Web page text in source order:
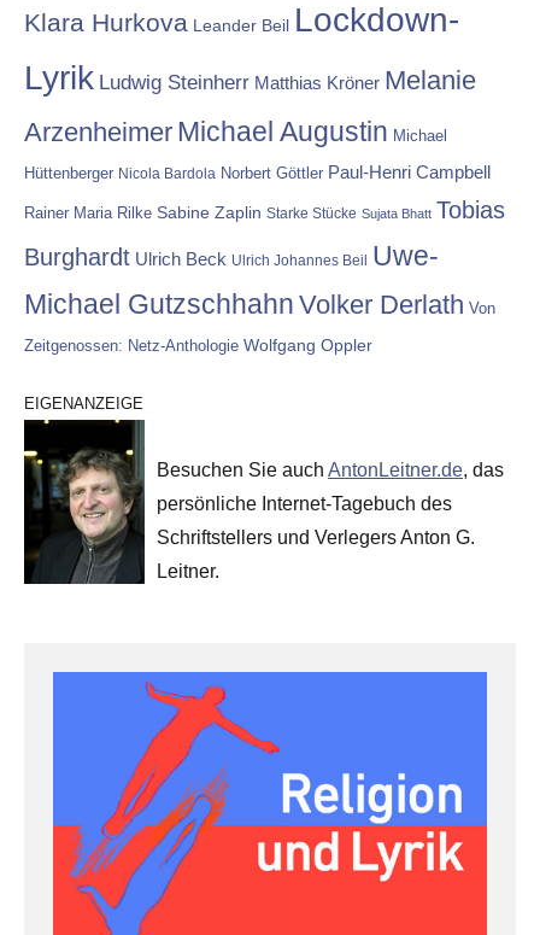
Klara Hurkova Leander Beil Lockdown-
Lyrik Ludwig Steinherr Matthias Kröner Melanie
Arzenheimer Michael Augustin Michael
Hüttenberger Nicola Bardola Norbert Göttler Paul-Henri Campbell
Rainer Maria Rilke Sabine Zaplin Starke Stücke Sujata Bhatt Tobias
Burghardt Ulrich Beck Ulrich Johannes Beil
Uwe-
Michael Gutzschhahn Volker Derlath Von
Zeitgenossen: Netz-Anthologie Wolfgang Oppler
EIGENANZEIGE
Besuchen Sie auch AntonLeitner.de, das
persönliche Internet-Tagebuch des
Schriftstellers und Verlegers Anton G.
Leitner.